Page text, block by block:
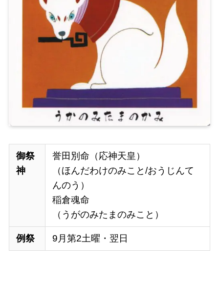
御祭
神
誉田別命（応神天皇）
（ほんだわけのみこと/おうじんて
んのう）
稲倉魂命
（うがのみたまのみこと）
例祭 9月第2土曜・翌日